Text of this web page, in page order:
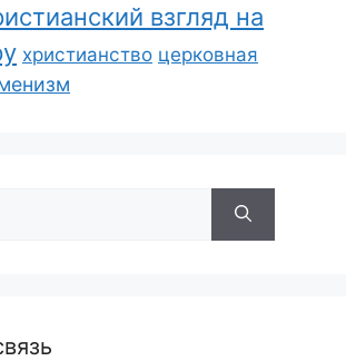
взгляд на
христианство церковная